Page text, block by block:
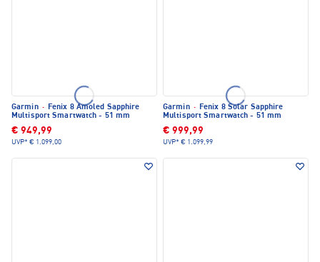
Garmin · Fenix 8 Amoled Sapphire
Multisport Smartwatch - 51 mm
€ 949,99
UVP* € 1.099,00
Garmin · Fenix 8 Solar Sapphire
Multisport Smartwatch - 51 mm
€ 999,99
UVP* € 1.099,99